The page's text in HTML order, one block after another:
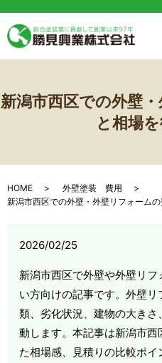
新潟市西区での外壁
と相場
HOME
外壁塗装 費用
新潟市西区での外壁・外壁リフォーム
2026/02/25
新潟市西区で外壁や外壁リ
い方向けの記事です。外壁
類、劣化状況、建物の大き
動します。本記事は新潟市西
た相場感、見積りの比較ポ